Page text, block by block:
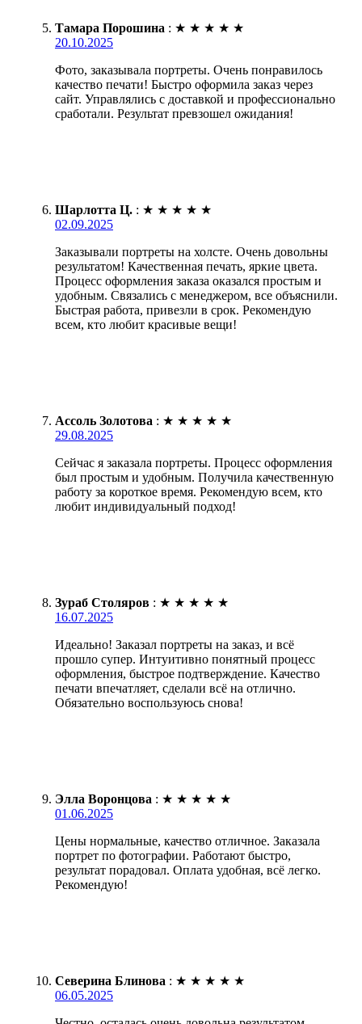
Тамара Порошина : ★ ★ ★ ★ ★
20.10.2025
Фото, заказывала портреты. Очень понравилось
качество печати! Быстро оформила заказ через
сайт. Управлялись с доставкой и профессионально
сработали. Результат превзошел ожидания!
Шарлотта Ц. : ★ ★ ★ ★ ★
02.09.2025
Заказывали портреты на холсте. Очень довольны
результатом! Качественная печать, яркие цвета.
Процесс оформления заказа оказался простым и
удобным. Связались с менеджером, все объяснили.
Быстрая работа, привезли в срок. Рекомендую
всем, кто любит красивые вещи!
Ассоль Золотова : ★ ★ ★ ★ ★
29.08.2025
Сейчас я заказала портреты. Процесс оформления
был простым и удобным. Получила качественную
работу за короткое время. Рекомендую всем, кто
любит индивидуальный подход!
Зураб Столяров : ★ ★ ★ ★ ★
16.07.2025
Идеально! Заказал портреты на заказ, и всё
прошло супер. Интуитивно понятный процесс
оформления, быстрое подтверждение. Качество
печати впечатляет, сделали всё на отлично.
Обязательно воспользуюсь снова!
Элла Воронцова : ★ ★ ★ ★ ★
01.06.2025
Цены нормальные, качество отличное. Заказала
портрет по фотографии. Работают быстро,
результат порадовал. Оплата удобная, всё легко.
Рекомендую!
Северина Блинова : ★ ★ ★ ★ ★
06.05.2025